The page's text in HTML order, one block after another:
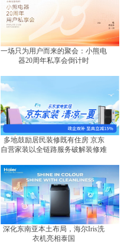
一场只为用户而来的聚会：小熊电
器20周年私享会倒计时
多地鼓励居民装修既有住房 京东
自营家装以全链路服务破解装修难
深化东南亚本土布局，海尔Iris洗
衣机亮相泰国